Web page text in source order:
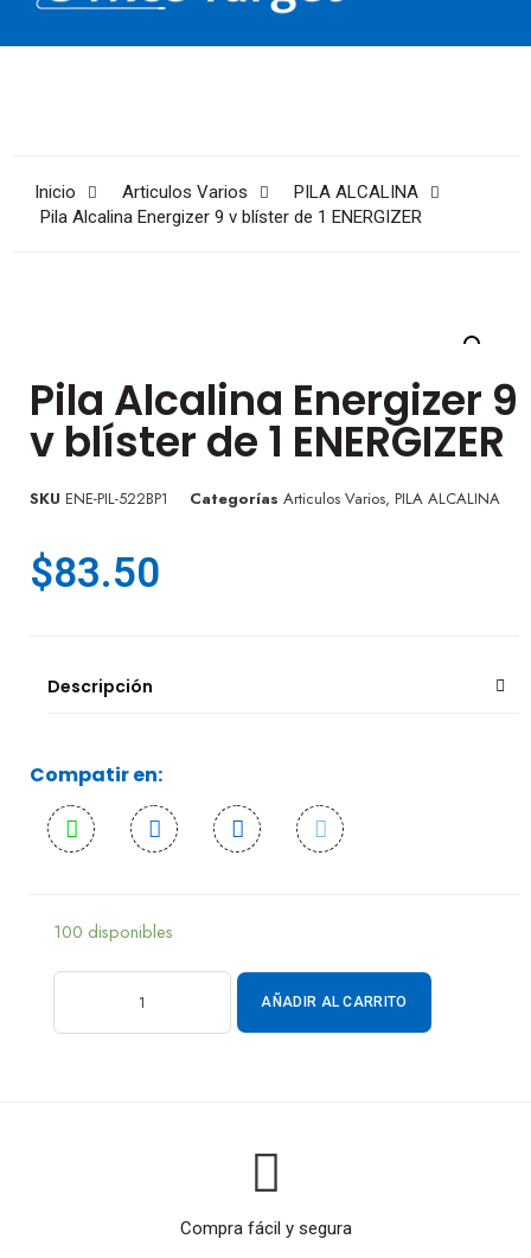
Inicio Articulos Varios
PILA ALCALINA
Pila Alcalina Energizer 9 v blíster de 1 ENERGIZER
Pila Alcalina Energizer 9
v blíster de 1 ENERGIZER
SKU ENE-PIL-522BP1 Categorías Articulos Varios, PILA ALCALINA
$83.50
Descripción
Compatir en:
100 disponibles
AÑADIR AL CARRITO
Compra fácil y segura